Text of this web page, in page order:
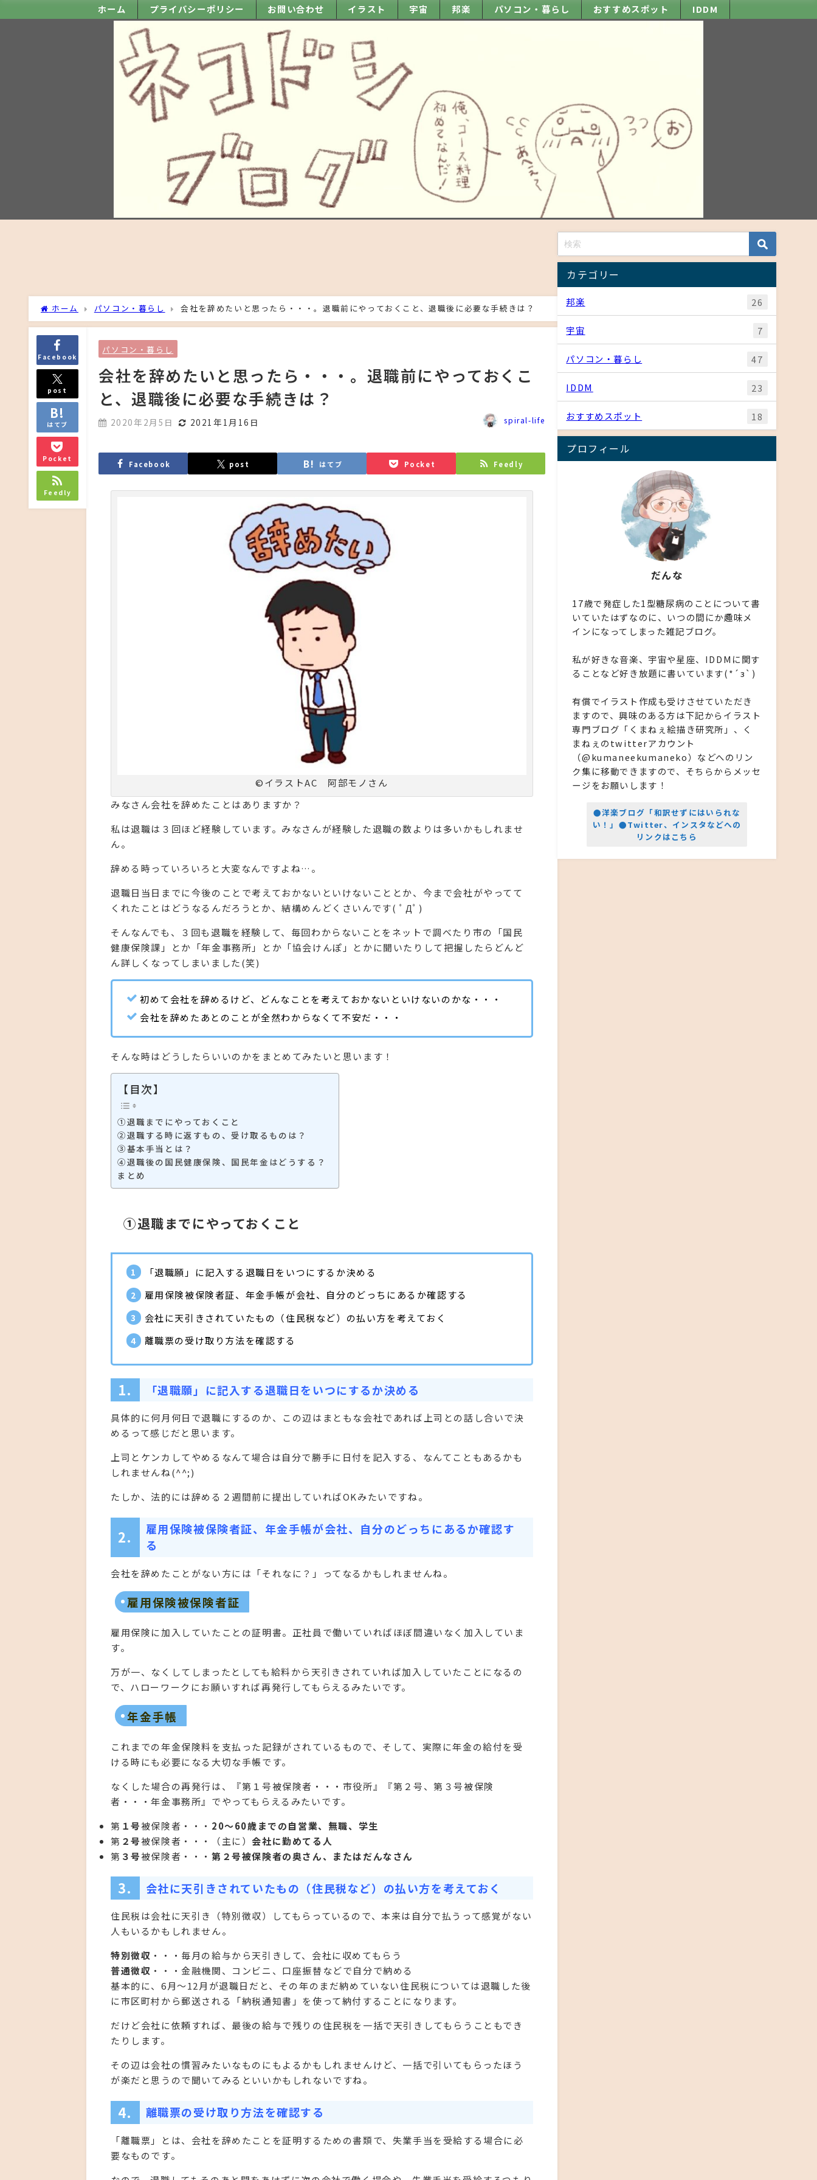
ホーム プライバシーポリシー お問い合わせ イラスト 宇宙 邦楽 パソコン・暮らし おすすめスポット IDDM
ホーム パソコン・暮らし 会社を辞めたいと思ったら・・・。退職前にやっておくこと、退職後に必要な手続きは？
Facebook
post
はてブ
Pocket
Feedly
パソコン・暮らし
会社を辞めたいと思ったら・・・。退職前にやっておくこ
と、退職後に必要な手続きは？
2020年2月5日 2021年1月16日 spiral-life
Facebook post はてブ Pocket Feedly
©イラストAC 阿部モノさん
みなさん会社を辞めたことはありますか？
私は退職は３回ほど経験しています。みなさんが経験した退職の数よりは多いかもしれませ
ん。
辞める時っていろいろと大変なんですよね…。
退職日当日までに今後のことで考えておかないといけないこととか、今まで会社がやってて
くれたことはどうなるんだろうとか、結構めんどくさいんです( ﾟДﾟ)
そんなんでも、３回も退職を経験して、毎回わからないことをネットで調べたり市の「国民
健康保険課」とか「年金事務所」とか「協会けんぽ」とかに聞いたりして把握したらどんど
ん詳しくなってしまいました(笑)
初めて会社を辞めるけど、どんなことを考えておかないといけないのかな・・・
会社を辞めたあとのことが全然わからなくて不安だ・・・
そんな時はどうしたらいいのかをまとめてみたいと思います！
【目次】
①退職までにやっておくこと
②退職する時に返すもの、受け取るものは？
③基本手当とは？
④退職後の国民健康保険、国民年金はどうする？
まとめ
①退職までにやっておくこと
「退職願」に記入する退職日をいつにするか決める
雇用保険被保険者証、年金手帳が会社、自分のどっちにあるか確認する
会社に天引きされていたもの（住民税など）の払い方を考えておく
離職票の受け取り方法を確認する
1. 「退職願」に記入する退職日をいつにするか決める
具体的に何月何日で退職にするのか、この辺はまともな会社であれば上司との話し合いで決
めるって感じだと思います。
上司とケンカしてやめるなんて場合は自分で勝手に日付を記入する、なんてこともあるかも
しれませんね(^^;)
たしか、法的には辞める２週間前に提出していればOKみたいですね。
2.
雇用保険被保険者証、年金手帳が会社、自分のどっちにあるか確認す
る
会社を辞めたことがない方には「それなに？」ってなるかもしれませんね。
雇用保険被保険者証
雇用保険に加入していたことの証明書。正社員で働いていればほぼ間違いなく加入していま
す。
万が一、なくしてしまったとしても給料から天引きされていれば加入していたことになるの
で、ハローワークにお願いすれば再発行してもらえるみたいです。
年金手帳
これまでの年金保険料を支払った記録がされているもので、そして、実際に年金の給付を受
ける時にも必要になる大切な手帳です。
なくした場合の再発行は、『第１号被保険者・・・市役所』『第２号、第３号被保険
者・・・年金事務所』でやってもらえるみたいです。
第 １号被保険者・・・ 20～60歳までの自営業、無職、学生
第 ２号被保険者・・・（主に）会社に勤めてる人
第 ３号被保険者・・・第２号被保険者の奥さん、またはだんなさん
3. 会社に天引きされていたもの（住民税など）の払い方を考えておく
住民税は会社に天引き（特別徴収）してもらっているので、本来は自分で払うって感覚がない
人もいるかもしれません。
特別徴収 ・・・毎月の給与から天引きして、会社に収めてもらう
普通徴収 ・・・金融機関、コンビニ、口座振替などで自分で納める
基本的に、6月～12月が退職日だと、その年のまだ納めていない住民税については退職した後
に市区町村から郵送される「納税通知書」を使って納付することになります。
だけど会社に依頼すれば、最後の給与で残りの住民税を一括で天引きしてもらうこともでき
たりします。
その辺は会社の慣習みたいなものにもよるかもしれませんけど、一括で引いてもらったほう
が楽だと思うので聞いてみるといいかもしれないですね。
4. 離職票の受け取り方法を確認する
「離職票」とは、会社を辞めたことを証明するための書類で、失業手当を受給する場合に必
要なものです。
カテゴリー
邦楽 26
宇宙 7
パソコン・暮らし 47
IDDM 23
おすすめスポット 18
プロフィール
だんな
17歳で発症した1型糖尿病のことについて書
いていたはずなのに、いつの間にか趣味メ
インになってしまった雑記ブログ。
私が好きな音楽、宇宙や星座、IDDMに関す
ることなど好き放題に書いています(*´з`)
有償でイラスト作成も受けさせていただき
ますので、興味のある方は下記からイラスト
専門ブログ「くまねぇ絵描き研究所」、く
まねぇのtwitterアカウント
（@kumaneekumaneko）などへのリン
ク集に移動できますので、そちらからメッセ
ージをお願いします！
●洋楽ブログ「和訳せずにはいられな
い！」●Twitter、インスタなどへの
リンクはこちら